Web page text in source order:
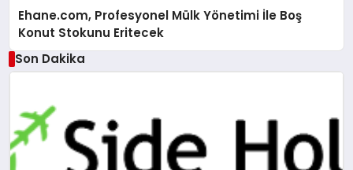
Ehane.com, Profesyonel Mülk Yönetimi İle Boş
Konut Stokunu Eritecek
Son Dakika